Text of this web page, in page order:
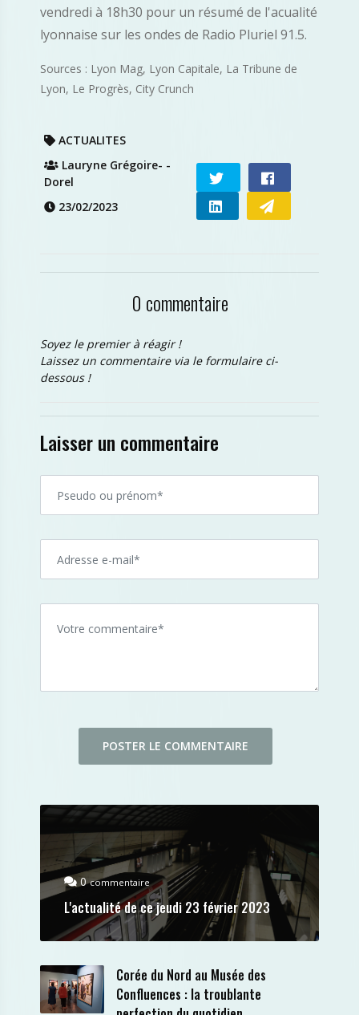
vendredi à 18h30 pour un résumé de l'acualité
lyonnaise sur les ondes de Radio Pluriel 91.5.
Sources : Lyon Mag, Lyon Capitale, La Tribune de
Lyon, Le Progrès, City Crunch
ACTUALITES
Lauryne Grégoire- -
Dorel
23/02/2023
0 commentaire
Soyez le premier à réagir !
Laissez un commentaire via le formulaire ci-
dessous !
Laisser un commentaire
0commentaire
L'actualité de ce jeudi 23 février 2023
Corée du Nord au Musée des
Confluences : la troublante